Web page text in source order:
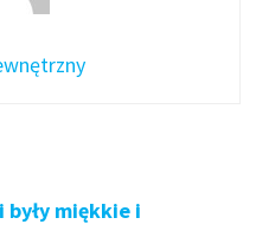
miękkie i